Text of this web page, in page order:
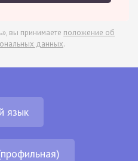
вы принимаете положение об
данных.
язык